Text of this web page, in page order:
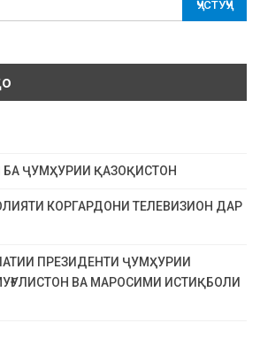
БА ҶУМҲУРИИ ҚАЗОҚИСТОН
КОРГАРДОНИ ТЕЛЕВИЗИОН ДАР
ПРЕЗИДЕНТИ ҶУМҲУРИИ
ВА МАРОСИМИ ИСТИҚБОЛИ